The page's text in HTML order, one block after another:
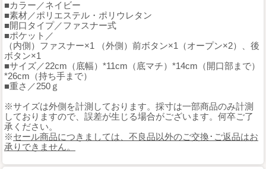
■カラー／ネイビー
■素材／ポリエステル・ポリウレタン
■開口タイプ／ファスナー式
■ポケット／
（内側）ファスナー×1 （外側）前ボタン×1（オープン×2）、後
ボタン×1
■サイズ／22cm（底幅）*11cm（底マチ）*14cm（開口部まで）
*26cm（持ち手まで）
■重さ／250ｇ
※サイズは外側を計測しております。採寸は一部商品のみ計測
しておりますので、誤差が生じる場合がございます。何卒ご了
承ください。
※セール商品につきましては、不良品以外のご交換･ご返品はお
承りできません。